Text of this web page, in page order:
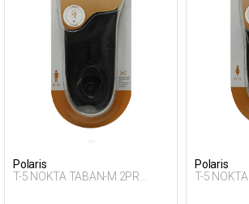
Polaris
T-5 NOKTA TABAN-M 2PR
Polaris
T-5